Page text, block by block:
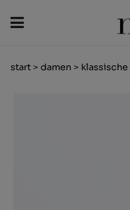
start > damen > klassische